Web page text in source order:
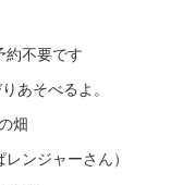
不要です
あそべるよ。
畑
ンジャーさん）